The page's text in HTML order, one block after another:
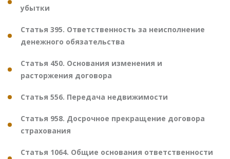
убытки
Статья 395. Ответственность за неисполнение
денежного обязательства
Статья 450. Основания изменения и
расторжения договора
Статья 556. Передача недвижимости
Статья 958. Досрочное прекращение договора
страхования
Статья 1064. Общие основания ответственности